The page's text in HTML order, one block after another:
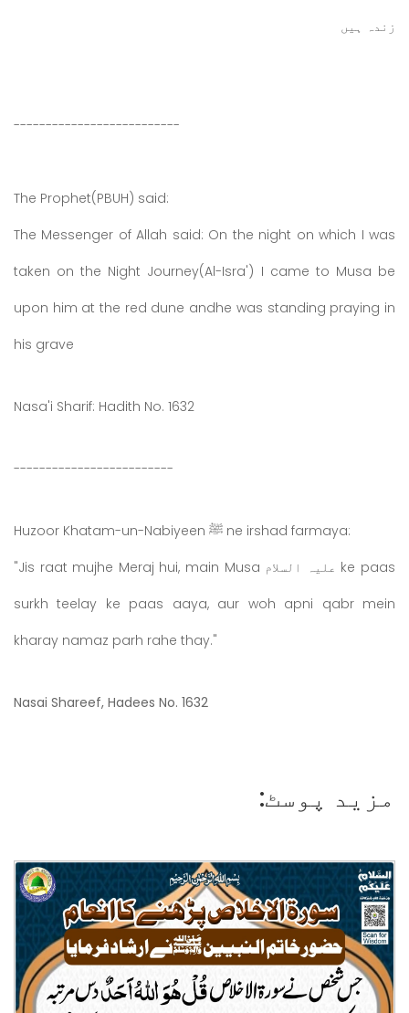
زندہ ہیں
--------------------------
The Prophet(PBUH) said:
The Messenger of Allah said: On the night on which I was
taken on the Night Journey(Al-Isra') I came to Musa be
upon him at the red dune andhe was standing praying in
his grave
Nasa'i Sharif: Hadith No. 1632
-------------------------
Huzoor Khatam-un-Nabiyeen ﷺ ne irshad farmaya:
"Jis raat mujhe Meraj hui, main Musa علیہ السلام ke paas
surkh teelay ke paas aaya, aur woh apni qabr mein
kharay namaz parh rahe thay."
Nasai Shareef, Hadees No. 1632
مزید پوسٹ: